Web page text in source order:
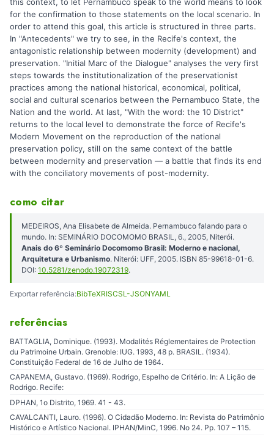
for the confirmation to those statements on the local scenario. In
order to attend this goal, this article is structured in three parts.
In "Antecedents" we try to see, in the Recife's context, the
antagonistic relationship between modernity (development) and
preservation. "Initial Marc of the Dialogue" analyses the very first
steps towards the institutionalization of the preservationist
practices among the national historical, economical, political,
social and cultural scenarios between the Pernambuco State, the
Nation and the world. At last, "With the word: the 10 District"
returns to the local level to demonstrate the force of Recife's
Modern Movement on the reproduction of the national
preservation policy, still on the same context of the battle
between modernity and preservation — a battle that finds its end
with the conciliatory movements of post-modernity.
como citar
MEDEIROS, Ana Elisabete de Almeida. Pernambuco falando para o
mundo. In: SEMINÁRIO DOCOMOMO BRASIL, 6., 2005, Niterói.
Anais do 6º Seminário Docomomo Brasil: Moderno e nacional,
Arquitetura e Urbanismo. Niterói: UFF, 2005. ISBN 85-99618-01-6.
DOI: 10.5281/zenodo.19072319.
Exportar referência:BibTeXRISCSL-JSONYAML
referências
BATTAGLIA, Dominique. (1993). Modalités Réglementaires de Protection
du Patrimoine Urbain. Grenoble: IUG. 1993, 48 p. BRASIL. (1934).
Constituição Federal de 16 de Julho de 1964.
CAPANEMA, Gustavo. (1969). Rodrigo, Espelho de Critério. In: A Lição de
Rodrigo. Recife:
DPHAN, 1o Distrito, 1969. 41 - 43.
CAVALCANTI, Lauro. (1996). O Cidadão Moderno. In: Revista do Patrimônio
Histórico e Artístico Nacional. IPHAN/MinC, 1996. No 24. Pp. 107 – 115.